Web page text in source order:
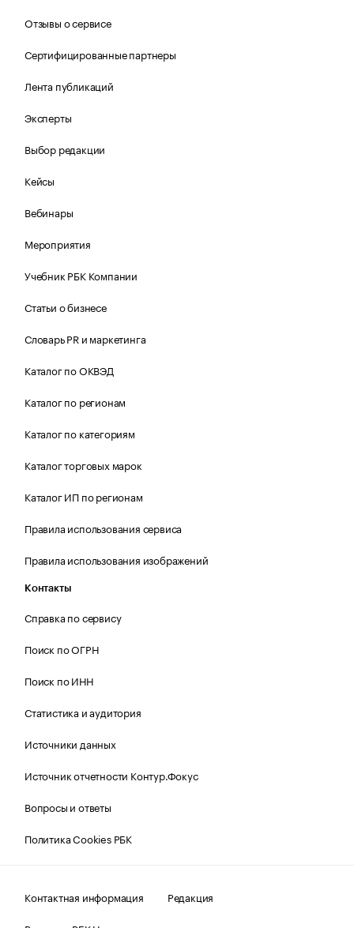
Отзывы о сервисе
Сертифицированные партнеры
Лента публикаций
Эксперты
Выбор редакции
Кейсы
Вебинары
Мероприятия
Учебник РБК Компании
Статьи о бизнесе
Словарь PR и маркетинга
Каталог по ОКВЭД
Каталог по регионам
Каталог по категориям
Каталог торговых марок
Каталог ИП по регионам
Правила использования сервиса
Правила использования изображений
Контакты
Справка по сервису
Поиск по ОГРН
Поиск по ИНН
Статистика и аудитория
Источники данных
Источник отчетности Контур.Фокус
Вопросы и ответы
Политика Cookies РБК
Контактная информация
Редакция